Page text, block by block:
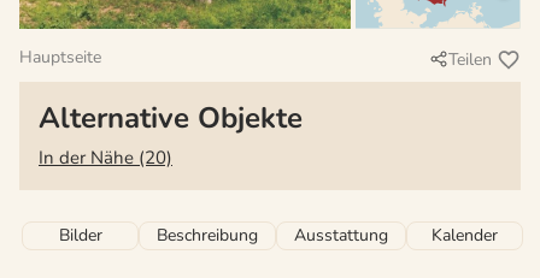
Hauptseite Teilen
Alternative Objekte
In der Nähe (20)
Bilder Beschreibung Ausstattung Kalender